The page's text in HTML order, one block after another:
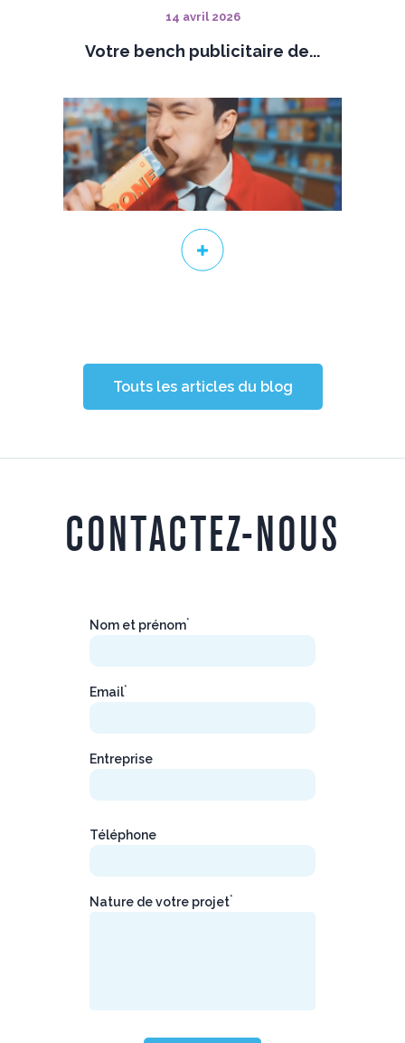
14 avril 2026
Votre bench publicitaire de...
Touts les articles du blog
CONTACTEZ-NOUS
Nom et prénom*
Email*
Entreprise
Téléphone
Nature de votre projet*